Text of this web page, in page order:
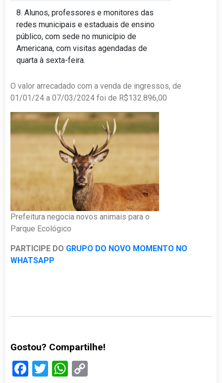
8. Alunos, professores e monitores das
redes municipais e estaduais de ensino
público, com sede no município de
Americana, com visitas agendadas de
quarta à sexta-feira.
O valor arrecadado com a venda de ingressos, de
01/01/24 a 07/03/2024 foi de R$132.896,00
Prefeitura negocia novos animais para o
Parque Ecológico
PARTICIPE DO GRUPO DO NOVO MOMENTO NO
WHATSAPP
Gostou? Compartilhe!
Facebook
TwitterWhatsApp